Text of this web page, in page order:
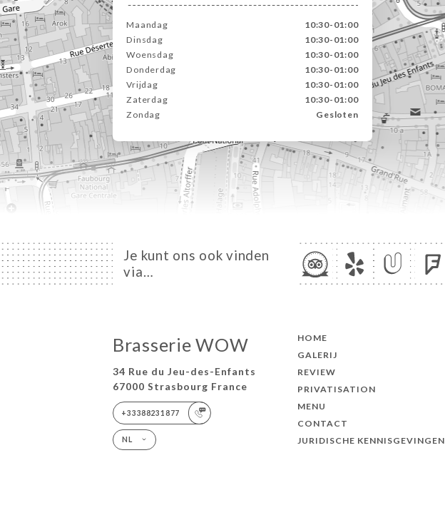
Maandag
10:30-01:00
Dinsdag
10:30-01:00
Woensdag
10:30-01:00
Donderdag
10:30-01:00
Vrijdag
10:30-01:00
Zaterdag
10:30-01:00
Zondag
Gesloten
Je kunt ons ook vinden
via…
Brasserie WOW
34 Rue du Jeu-des-Enfants
67000 Strasbourg France
+33388231877
NL
HOME
GALERIJ
REVIEW
PRIVATISATION
MENU
CONTACT
JURIDISCHE KENNISGEVINGEN